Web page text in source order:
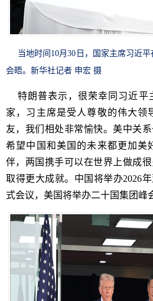
当地时间10月30日，国家主席习近
会晤。新华社记者 申宏 摄
特朗普表示，很荣幸同习近平
家，习主席是受人尊敬的伟大领
友，我们相处非常愉快。美中关
希望中国和美国的未来都更加美
伴，两国携手可以在世界上做成
取得更大成就。中国将举办2026
式会议，美国将举办二十国集团峰